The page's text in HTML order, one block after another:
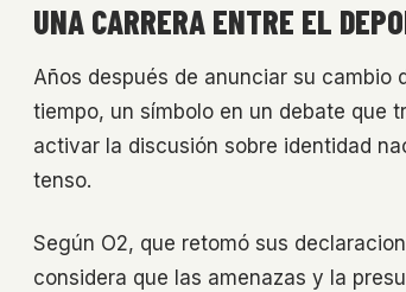
UNA CARRERA ENTRE EL
Años después de anunciar su
tiempo, un símbolo en un debate que
activar la discusión sobre identidad
tenso.
Según O2, que retomó sus
considera que las amenazas y la